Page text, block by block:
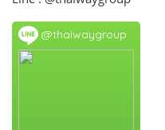
@thaiwaygroup